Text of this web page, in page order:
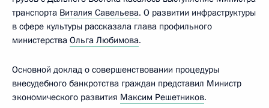
транспорта Виталия Савельева. О развитии инфраструктуры
в сфере культуры рассказала глава профильного
министерства Ольга Любимова.
Основной доклад о совершенствовании процедуры
внесудебного банкротства граждан представил Министр
экономического развития Максим Решетников.